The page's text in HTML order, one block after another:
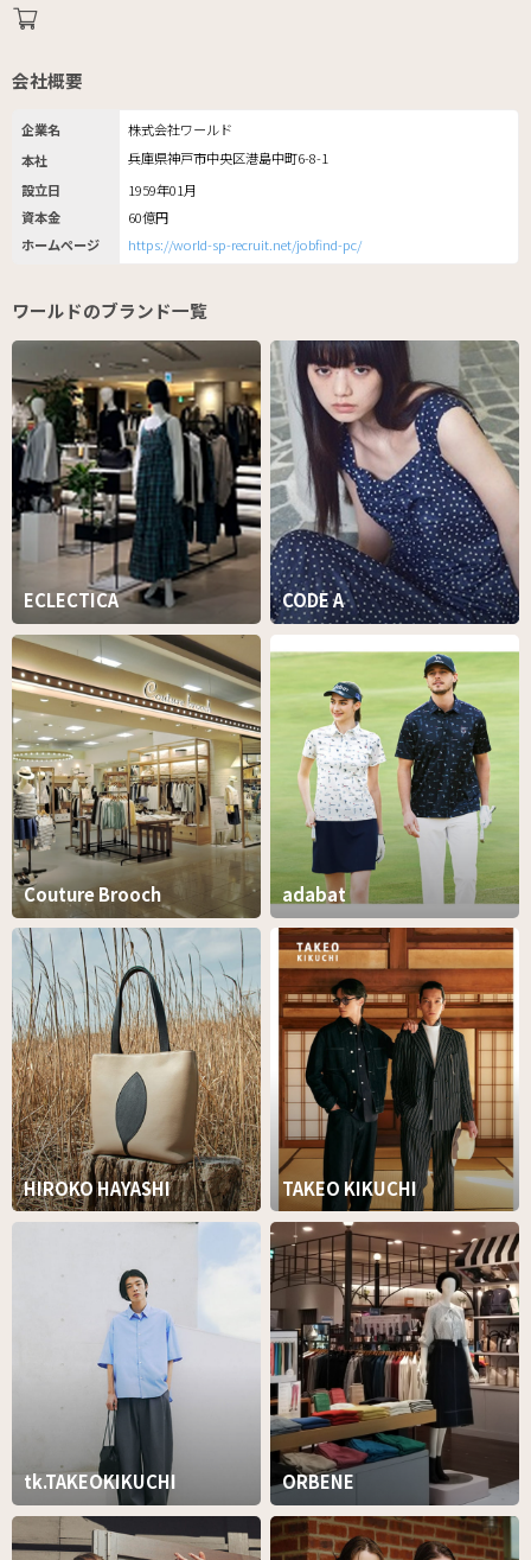
会社概要
企業名
株式会社ワールド
本社
兵庫県神戸市中央区港島中町6-8-1
設立日
1959年01月
資本金
60億円
ホームページ
https://world-sp-recruit.net/jobfind-pc/
ワールドのブランド一覧
ECLECTICA CODE A
Couture Brooch adabat
HIROKO HAYASHI TAKEO KIKUCHI
tk.TAKEOKIKUCHI ORBENE